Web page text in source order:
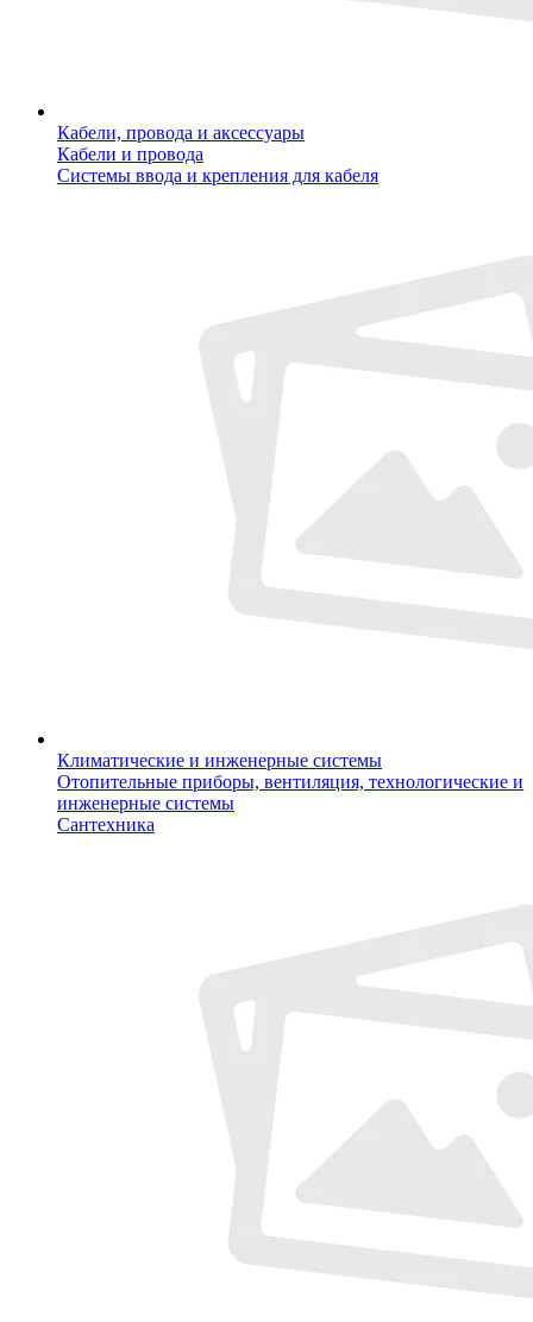
Кабели, провода и аксессуары
Кабели и провода
Системы ввода и крепления для кабеля
Климатические и инженерные системы
Отопительные приборы, вентиляция, технологические и
инженерные системы
Сантехника